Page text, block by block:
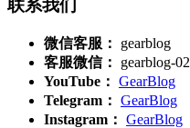
联系我们
微信客服：
gearblog
客服微信：
gearblog-02
YouTube： GearBlog
Telegram： GearBlog
Instagram： GearBlog